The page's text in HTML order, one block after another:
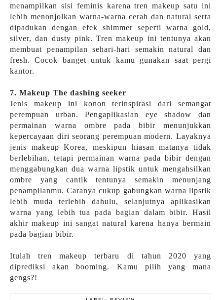
menampilkan sisi feminis karena tren makeup satu ini
lebih menonjolkan warna-warna cerah dan natural serta
dipadukan dengan efek shimmer seperti warna gold,
silver, dan dusty pink. Tren makeup ini tentunya akan
membuat penampilan sehari-hari semakin natural dan
fresh. Cocok banget untuk kamu gunakan saat pergi
kantor.
7. Makeup The dashing seeker
Jenis makeup ini konon terinspirasi dari semangat
perempuan urban. Pengaplikasian eye shadow dan
permainan warna ombre pada bibir menunjukkan
kepercayaan diri seorang perempuan modern. Layaknya
jenis makeup Korea, meskipun hiasan matanya tidak
berlebihan, tetapi permainan warna pada bibir dengan
menggabungkan dua warna lipstik untuk mengahsilkan
ombre yang cantik tentunya semakin menunjang
penampilanmu. Caranya cukup gabungkan warna lipstik
lebih muda terlebih dahulu, selanjutnya aplikasikan
warna yang lebih tua pada bagian dalam bibir. Hasil
akhir makeup ini sangat natural karena hanya bermain
pada bagian bibir.
Itulah tren makeup terbaru di tahun 2020 yang
diprediksi akan booming. Kamu pilih yang mana
gengs?!